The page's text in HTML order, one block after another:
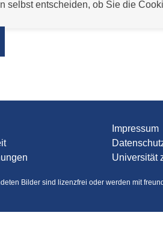
Impressum
Universität
Bilder sind lizenzfrei oder werden mit
selbst entscheiden, ob Sie die